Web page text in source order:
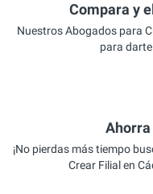
Compara y
Nuestros Abogados para
para
¡No pierdas más tiempo
Crear Filial en